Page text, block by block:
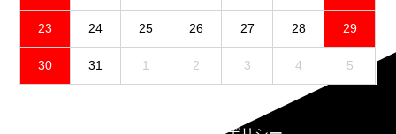
23 24 25 26 27 28 29
30 31 1 2 3 4 5